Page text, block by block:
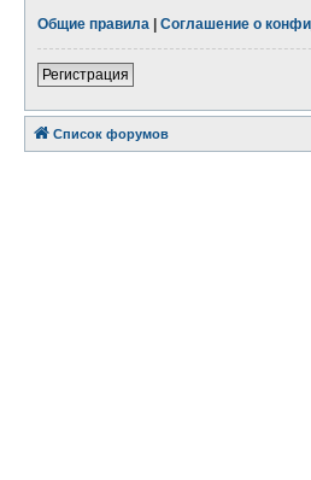
Общие правила | Соглашение о
Регистрация
Список форумов